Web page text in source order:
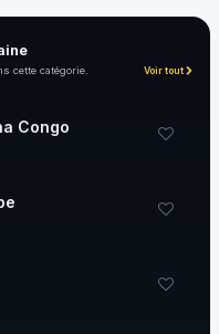
cette catégorie. Voir tout
Congo